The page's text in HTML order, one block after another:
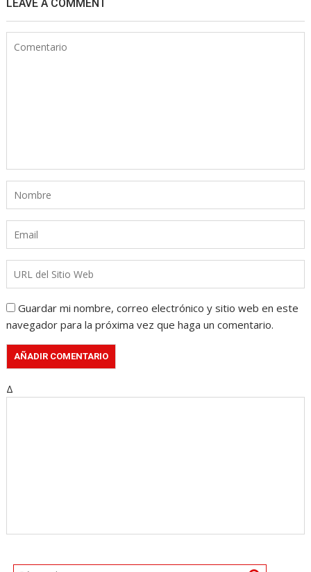
LEAVE A COMMENT
Guardar mi nombre, correo electrónico y sitio web en este
navegador para la próxima vez que haga un comentario.
Δ